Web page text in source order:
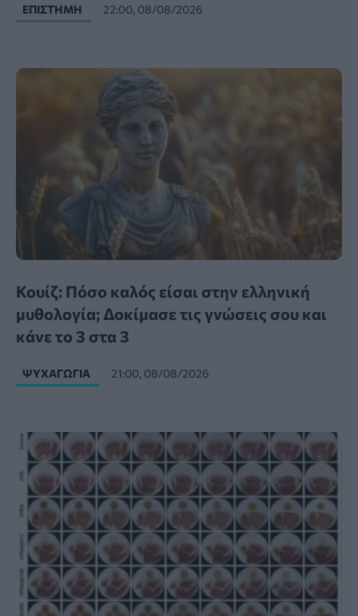
ΕΠΙΣΤΉΜΗ 22:00, 08/08/2026
Κουίζ: Πόσο καλός είσαι στην ελληνική
μυθολογία; Δοκίμασε τις γνώσεις σου και
κάνε το 3 στα 3
ΨΥΧΑΓΩΓΊΑ 21:00, 08/08/2026